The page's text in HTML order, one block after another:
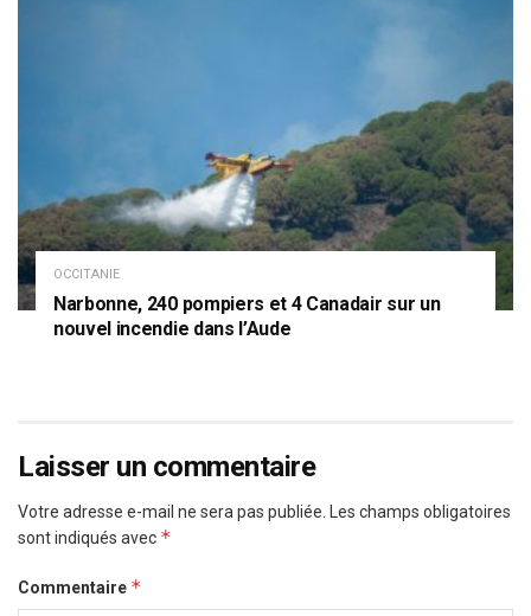
OCCITANIE
Narbonne, 240 pompiers et 4 Canadair sur un
nouvel incendie dans l’Aude
Laisser un commentaire
Votre adresse e-mail ne sera pas publiée. Les champs obligatoires
sont indiqués avec *
Commentaire *